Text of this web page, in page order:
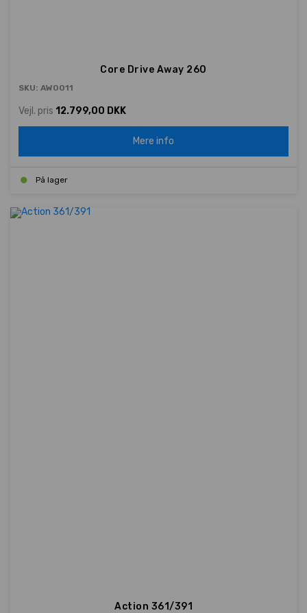
Core Drive Away 260
SKU: AW0011
Vejl. pris 12.799,00 DKK
Mere info
På lager
Action 361/391